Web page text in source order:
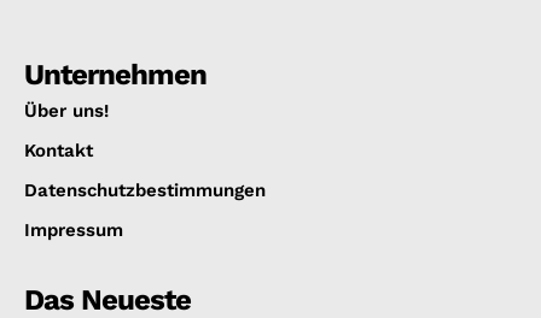
Unternehmen
Über uns!
Kontakt
Datenschutzbestimmungen
Impressum
Das Neueste